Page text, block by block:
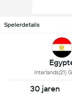
Spelerdetails
Interlands(21)
30 jaren